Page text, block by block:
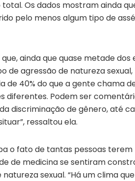
Os dados mostram ainda
pelo menos algum tipo de
ainda que quase metade dos
agressão de natureza sexual,
de 40% do que a gente chama
diferentes. Podem ser
discriminação de gênero, até
ressaltou ela.
o fato de tantas pessoas
de medicina se sentiram
sexual. “Há um clima